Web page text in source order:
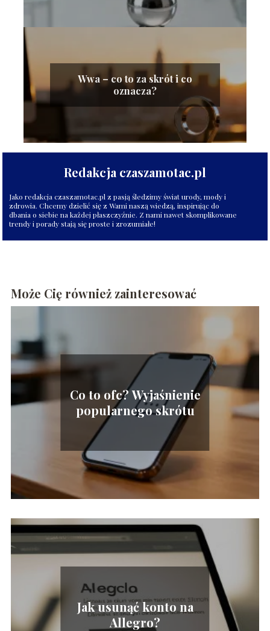
Wwa – co to za skrót i co
oznacza?
Redakcja czaszamotac.pl
Jako redakcja czaszamotac.pl z pasją śledzimy świat urody, mody i
zdrowia. Chcemy dzielić się z Wami naszą wiedzą, inspirując do
dbania o siebie na każdej płaszczyźnie. Z nami nawet skomplikowane
trendy i porady stają się proste i zrozumiałe!
Może Cię również zainteresować
Co to ofc? Wyjaśnienie
popularnego skrótu
Jak usunąć konto na
Allegro?